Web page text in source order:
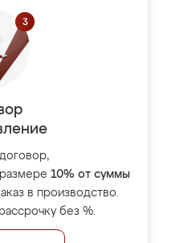
10% от суммы
в производство.
без %.